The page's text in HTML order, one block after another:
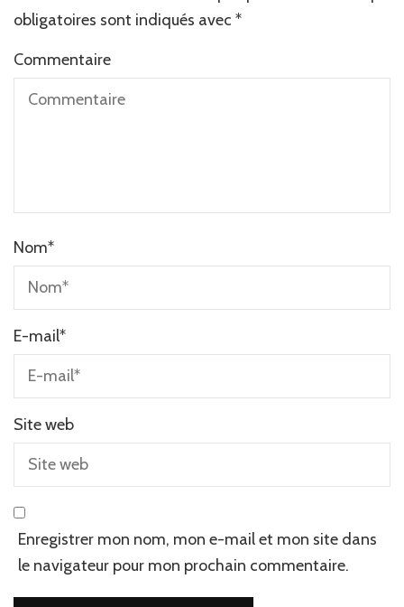
obligatoires sont indiqués avec *
Commentaire
Nom*
E-mail*
Site web
Enregistrer mon nom, mon e-mail et mon site dans
le navigateur pour mon prochain commentaire.